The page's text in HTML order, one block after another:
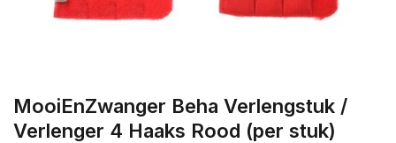
MooiEnZwanger Beha Verlengstuk /
Verlenger 4 Haaks Rood (per stuk)